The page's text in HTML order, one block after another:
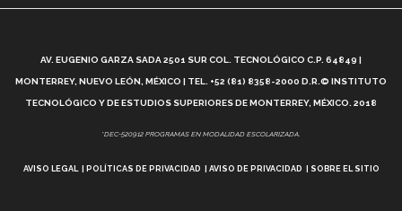
¿Cómo es el Modelo Educativo Tec? (video)
Vida Tec: Feminismo e Inteligencia Artificial, Paola
AV. EUGENIO GARZA SADA 2501 SUR COL. TECNOLÓGICO C.P. 64849 |
MONTERREY, NUEVO LEÓN, MÉXICO | TEL. +52 (81) 8358-2000 D.R.© INSTITUTO
TECNOLÓGICO Y DE ESTUDIOS SUPERIORES DE MONTERREY, MÉXICO. 2018
*DEC-520912 PROGRAMAS EN MODALIDAD ESCOLARIZADA.
AVISO LEGAL POLÍTICAS DE PRIVACIDAD AVISO DE PRIVACIDAD SOBRE EL SITIO